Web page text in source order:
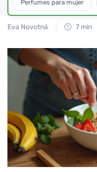
Perfumes para mujer
Eva Novotná 7 min